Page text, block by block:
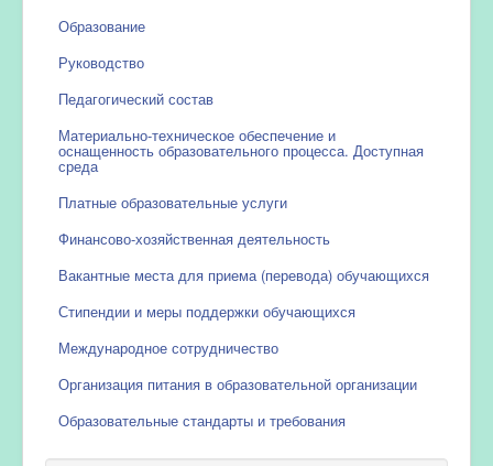
Образование
Руководство
Педагогический состав
Материально-техническое обеспечение и
оснащенность образовательного процесса. Доступная
среда
Платные образовательные услуги
Финансово-хозяйственная деятельность
Вакантные места для приема (перевода) обучающихся
Стипендии и меры поддержки обучающихся
Международное сотрудничество
Организация питания в образовательной организации
Образовательные стандарты и требования